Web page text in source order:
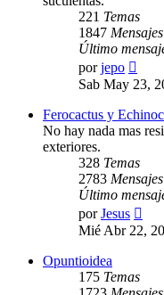
221 Temas
1847 Mensajes
Último
porjepo
Sab May 23,
Ferocactus y
No hay nada mas
exteriores.
328 Temas
2783 Mensajes
Último
porJesus
Mié Abr 22,
Opuntioidea
175 Temas